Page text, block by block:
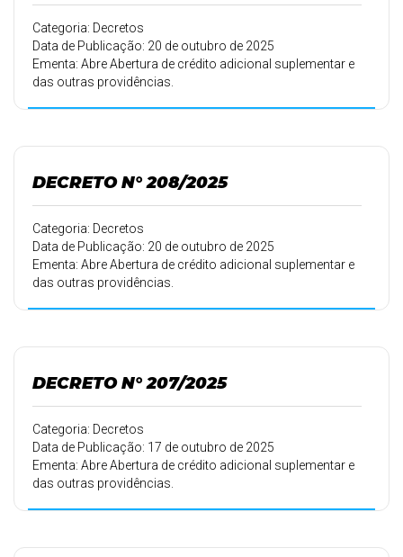
Categoria: Decretos
Data de Publicação: 20 de outubro de 2025
Ementa: Abre Abertura de crédito adicional suplementar e
das outras providências.
DECRETO N° 208/2025
Categoria: Decretos
Data de Publicação: 20 de outubro de 2025
Ementa: Abre Abertura de crédito adicional suplementar e
das outras providências.
DECRETO N° 207/2025
Categoria: Decretos
Data de Publicação: 17 de outubro de 2025
Ementa: Abre Abertura de crédito adicional suplementar e
das outras providências.